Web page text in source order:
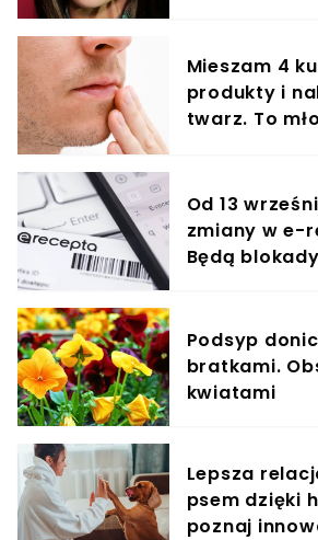
Mieszam 4
produkty i
twarz. To
Od 13
zmiany w e-
Będą blokady
Podsyp
bratkami.
kwiatami
Lepsza
psem dzięki
poznaj